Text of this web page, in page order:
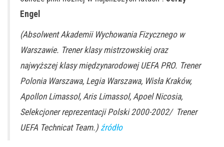
Engel
(Absolwent Akademii Wychowania Fizycznego w
Warszawie. Trener klasy mistrzowskiej oraz
najwyższej klasy międzynarodowej UEFA PRO. Trener
Polonia Warszawa, Legia Warszawa, Wisła Kraków,
Apollon Limassol, Aris Limassol, Apoel Nicosia,
Selekcjoner reprezentacji Polski 2000-2002/ Trener
UEFA Technicat Team.) źródło